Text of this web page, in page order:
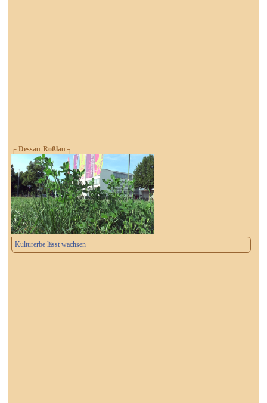
┌ Dessau-Roßlau ┐
Kulturerbe lässt wachsen